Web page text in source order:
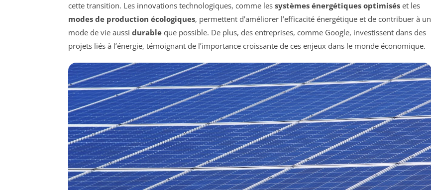
cette transition. Les innovations technologiques, comme les systèmes énergétiques optimisés et les
modes de production écologiques, permettent d’améliorer l’efficacité énergétique et de contribuer à un
mode de vie aussi durable que possible. De plus, des entreprises, comme Google, investissent dans des
projets liés à l’énergie, témoignant de l’importance croissante de ces enjeux dans le monde économique.